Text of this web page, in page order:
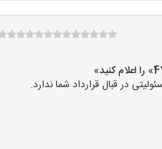
در قبال قرارداد شما ندارد.